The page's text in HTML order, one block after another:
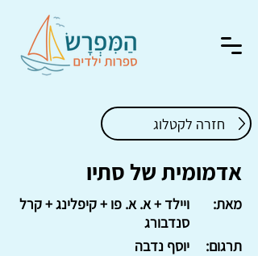
חזרה לקטלוג
אדמומית של סתיו
ויילד + א. א. פו + קיפלינג + קרל
סנדבורג
מאת:
יוסף נדבה
תרגום: